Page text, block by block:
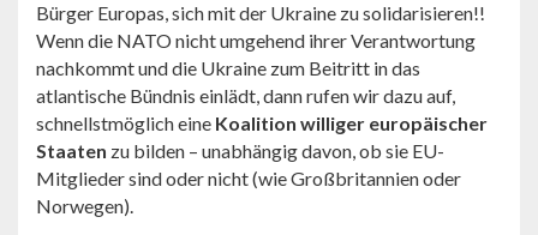
Bürger Europas, sich mit der Ukraine zu solidarisieren!!
Wenn die NATO nicht umgehend ihrer Verantwortung
nachkommt und die Ukraine zum Beitritt in das
atlantische Bündnis einlädt, dann rufen wir dazu auf,
schnellstmöglich eine Koalition williger europäischer
Staaten zu bilden – unabhängig davon, ob sie EU-
Mitglieder sind oder nicht (wie Großbritannien oder
Norwegen).